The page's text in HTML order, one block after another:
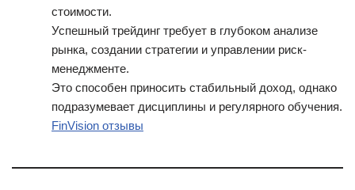
стоимости.
Успешный трейдинг требует в глубоком анализе
рынка, создании стратегии и управлении риск-
менеджменте.
Это способен приносить стабильный доход, однако
подразумевает дисциплины и регулярного обучения.
FinVision отзывы